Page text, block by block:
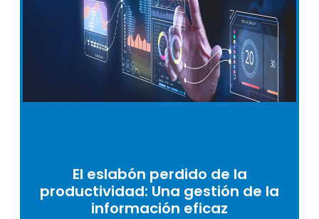
El eslabón perdido de la
productividad: Una gestión de la
información eficaz